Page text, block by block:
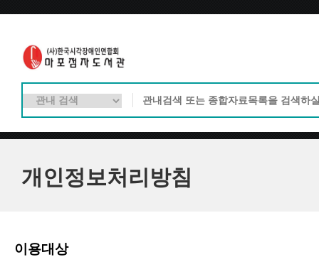
개인정보처리방침
이용대상